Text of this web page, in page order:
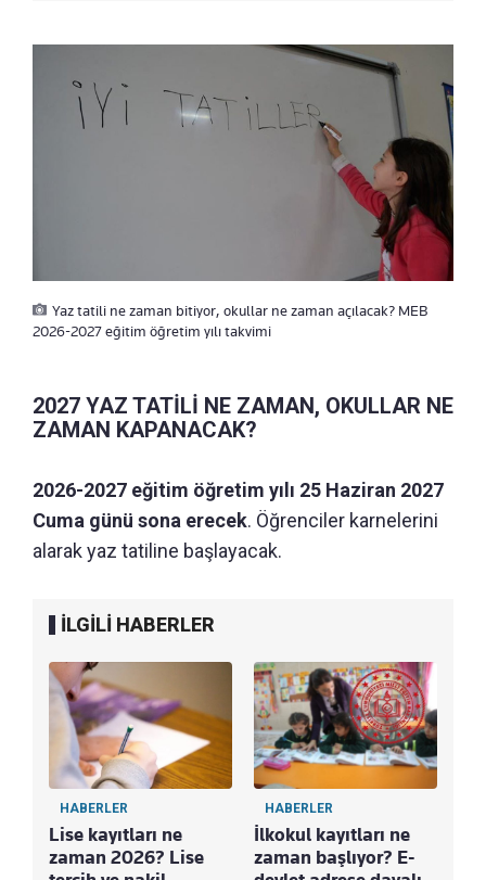
Yaz tatili ne zaman bitiyor, okullar ne zaman açılacak? MEB
2026-2027 eğitim öğretim yılı takvimi
2027 YAZ TATİLİ NE ZAMAN, OKULLAR NE
ZAMAN KAPANACAK?
2026-2027 eğitim öğretim yılı 25 Haziran 2027
Cuma günü sona erecek. Öğrenciler karnelerini
alarak yaz tatiline başlayacak.
İLGİLİ HABERLER
HABERLER
Lise kayıtları ne
zaman 2026? Lise
HABERLER
İlkokul kayıtları ne
zaman başlıyor? E-